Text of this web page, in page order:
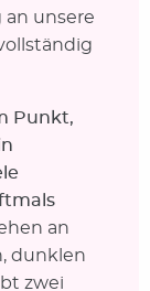
an unsere
Punkt,
an
dunklen
zwei